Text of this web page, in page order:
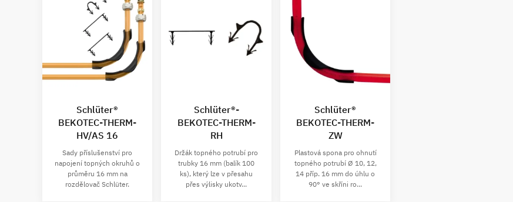
Schlüter®
BEKOTEC-THERM-
HV/AS 16
Sady příslušenství pro
napojení topných okruhů o
průměru 16 mm na
rozdělovač Schlüter.
Schlüter®-
BEKOTEC-THERM-
RH
Držák topného potrubí pro
trubky 16 mm (balík 100
ks), který lze v přesahu
přes výlisky ukotv...
Schlüter®
BEKOTEC-THERM-
ZW
Plastová spona pro ohnutí
topného potrubí Ø 10, 12,
14 příp. 16 mm do úhlu o
90° ve skříni ro...